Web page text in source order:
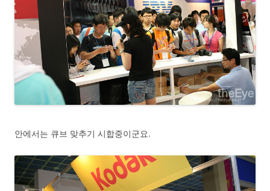
안에서는 큐브 맞추기 시합중이군요.